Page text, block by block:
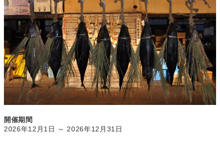
開催期間
2026年12月1日 ～ 2026年12月31日